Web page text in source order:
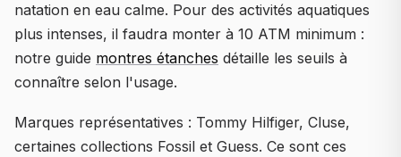
natation en eau calme. Pour des activités aquatiques
plus intenses, il faudra monter à 10 ATM minimum :
notre guide montres étanches détaille les seuils à
connaître selon l'usage.
Marques représentatives : Tommy Hilfiger, Cluse,
certaines collections Fossil et Guess. Ce sont ces